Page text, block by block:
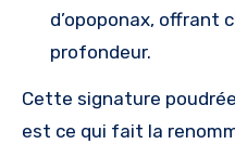
d’opoponax, offrant
profondeur.
Cette signature
est ce qui fait la